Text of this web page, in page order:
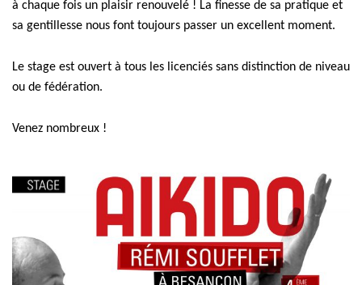
à chaque fois un plaisir renouvelé ! La finesse de sa pratique et
sa gentillesse nous font toujours passer un excellent moment.
Le stage est ouvert à tous les licenciés sans distinction de niveau
ou de fédération.
​Venez nombreux !